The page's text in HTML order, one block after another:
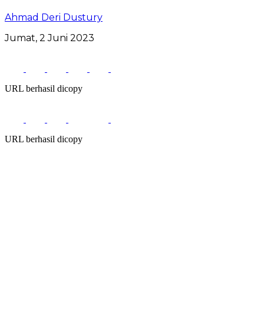
Ahmad Deri Dustury
Jumat, 2 Juni 2023
URL berhasil dicopy
URL berhasil dicopy